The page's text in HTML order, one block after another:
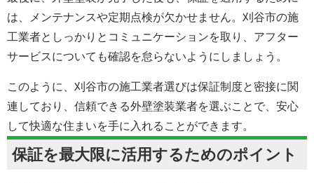
は、メンテナンスや定期点検が欠かせません。刈谷市の施
工業者としっかりとコミュニケーションを取り、アフター
サービスについても確認を怠らないようにしましょう。
このように、刈谷市の施工業者選びは保証制度と密接に関
連しており、信頼できる外壁塗装業者を選ぶことで、安心
して快適な住まいを手に入れることができます。
保証を最大限に活用するためのポイント